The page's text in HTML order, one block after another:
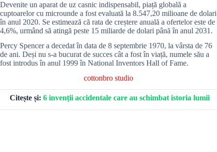
Devenite un aparat de uz casnic indispensabil, piață globală a
cuptoarelor cu microunde a fost evaluată la 8.547,20 milioane de dolari
în anul 2020. Se estimează că rata de creștere anuală a ofertelor este de
4,6%, urmând să atingă peste 15 miliarde de dolari până în anul 2031.
Percy Spencer a decedat în data de 8 septembrie 1970, la vârsta de 76
de ani. Deși nu s-a bucurat de succes cât a fost în viață, numele său a
fost introdus în anul 1999 în National Inventors Hall of Fame.
cottonbro studio
Citește și: 6 invenții accidentale care au schimbat istoria lumii